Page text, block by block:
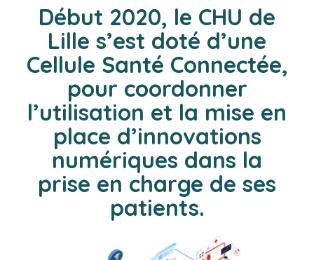
Début 2020, le CHU de
Lille s’est doté d’une
Cellule Santé Connectée,
pour coordonner
l’utilisation et la mise en
place d’innovations
numériques dans la
prise en charge de ses
patients.